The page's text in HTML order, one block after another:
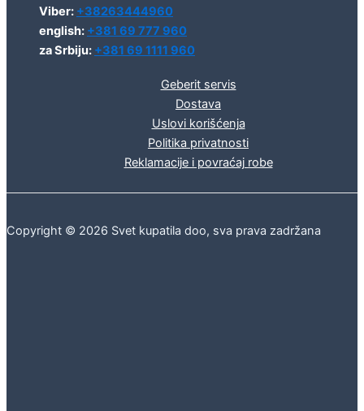
Viber: +38263444960
english: +381 69 777 960
za Srbiju: +381 69 1111 960
Geberit servis
Dostava
Uslovi korišćenja
Politika privatnosti
Reklamacije i povraćaj robe
Copyright © 2026 Svet kupatila doo, sva prava zadržana